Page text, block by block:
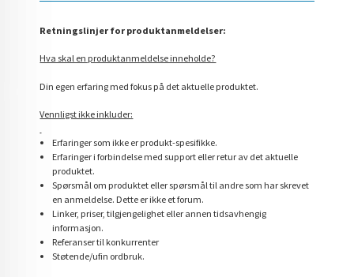
Retningslinjer for produktanmeldelser:
Hva skal en produktanmeldelse inneholde?
Din egen erfaring med fokus på det aktuelle produktet.
Vennligst ikke inkluder:
Erfaringer som ikke er produkt-spesifikke.
Erfaringer i forbindelse med support eller retur av det aktuelle
produktet.
Spørsmål om produktet eller spørsmål til andre som har skrevet
en anmeldelse. Dette er ikke et forum.
Linker, priser, tilgjengelighet eller annen tidsavhengig
informasjon.
Referanser til konkurrenter
Støtende/ufin ordbruk.